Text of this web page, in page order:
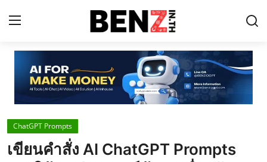
Home
Contact
AI Tools
ChatGPT Prompts
ChatGPT Prompts
เขียนคำสั่ง AI ChatGPT Prompts